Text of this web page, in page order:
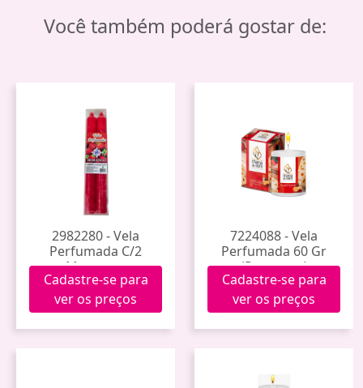
Você também poderá gostar de:
2982280 - Vela
Perfumada C/2
Morango.
Cadastre-se para
ver os preços
7224088 - Vela
Perfumada 60 Gr
(Panetone)
Cadastre-se para
ver os preços